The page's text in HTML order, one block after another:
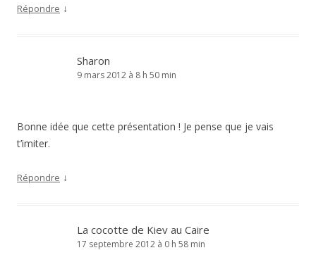
Répondre ↓
Sharon
9 mars 2012 à 8 h 50 min
Bonne idée que cette présentation ! Je pense que je vais
t’imiter.
Répondre ↓
La cocotte de Kiev au Caire
17 septembre 2012 à 0 h 58 min